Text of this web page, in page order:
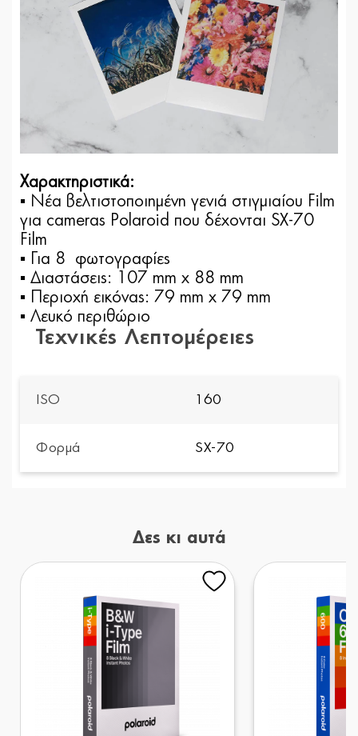
Χαρακτηριστικά:
▪ Νέα βελτιστοποιημένη γενιά στιγμιαίου Film
για cameras Polaroid που δέχονται SX-70
Film
▪ Για 8 φωτογραφίες
▪ Διαστάσεις: 107 mm x 88 mm
▪ Περιοχή εικόνας: 79 mm x 79 mm
▪ Λευκό περιθώριο
Τεχνικές Λεπτομέρειες
ISO 160
Φορμά SX-70
Δες κι αυτά